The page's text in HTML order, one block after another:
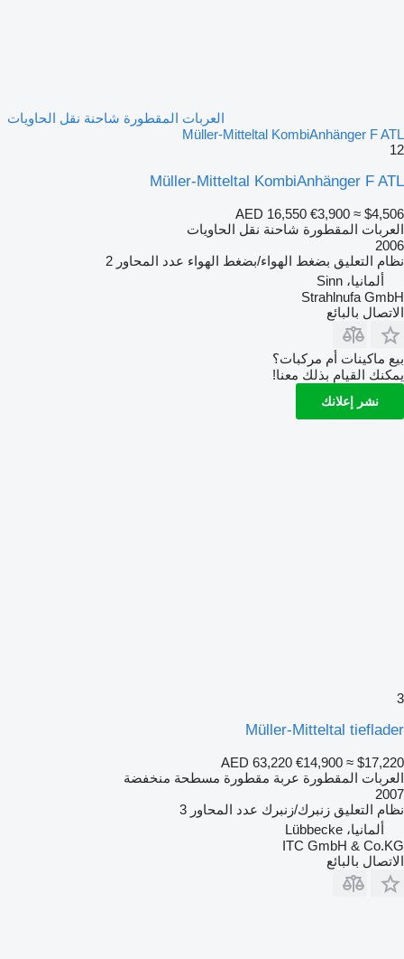
العربات المقطورة شاحنة نقل الحاويات
Müller-Mitteltal KombiAnhänger F ATL
12
Müller-Mitteltal KombiAnhänger F ATL
AED 16,550 €3,900 ≈ $4,506
العربات المقطورة شاحنة نقل الحاويات
2006
نظام التعليق بضغط الهواء/بضغط الهواء عدد المحاور 2
ألمانيا، Sinn
Strahlnufa GmbH
الاتصال بالبائع
بيع ماكينات أم مركبات؟
يمكنك القيام بذلك معنا!
نشر إعلانك
3
Müller-Mitteltal tieflader
AED 63,220 €14,900 ≈ $17,220
العربات المقطورة عربة مقطورة مسطحة منخفضة
2007
نظام التعليق زنبرك/زنبرك عدد المحاور 3
ألمانيا، Lübbecke
ITC GmbH & Co.KG
الاتصال بالبائع